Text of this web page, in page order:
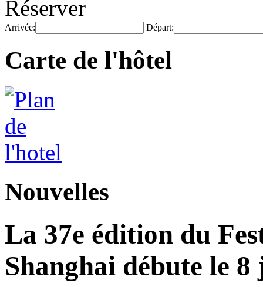
Réserver
Arrivée: Départ:
Carte de l'hôtel
Nouvelles
La 37e édition du
Shanghai débute le